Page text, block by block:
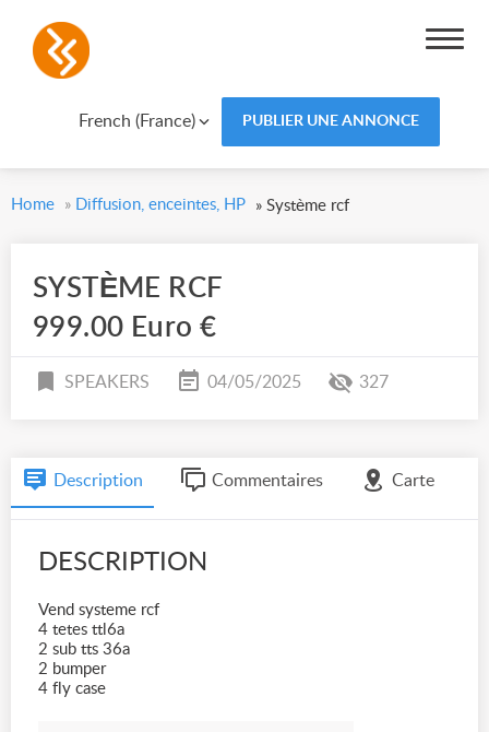
French (France) PUBLIER UNE ANNONCE
Home » Diffusion, enceintes, HP » Système rcf
SYSTÈME RCF
999.00 Euro €
SPEAKERS 04/05/2025 327
Description Commentaires Carte
DESCRIPTION
Vend systeme rcf
4 tetes ttl6a
2 sub tts 36a
2 bumper
4 fly case